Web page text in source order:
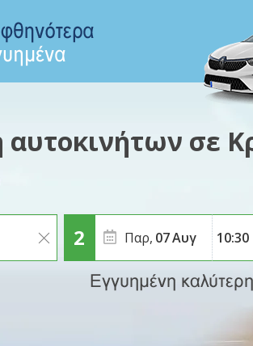
αυτοκινήτων σε
Παρ, 07Αυγ